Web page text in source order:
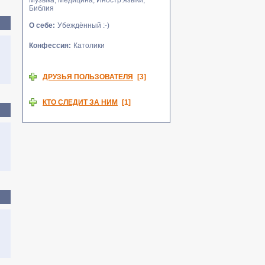
Библия
О себе: Убеждённый :-)
Конфессия: Католики
ДРУЗЬЯ ПОЛЬЗОВАТЕЛЯ
[3]
КТО СЛЕДИТ ЗА НИМ
[1]